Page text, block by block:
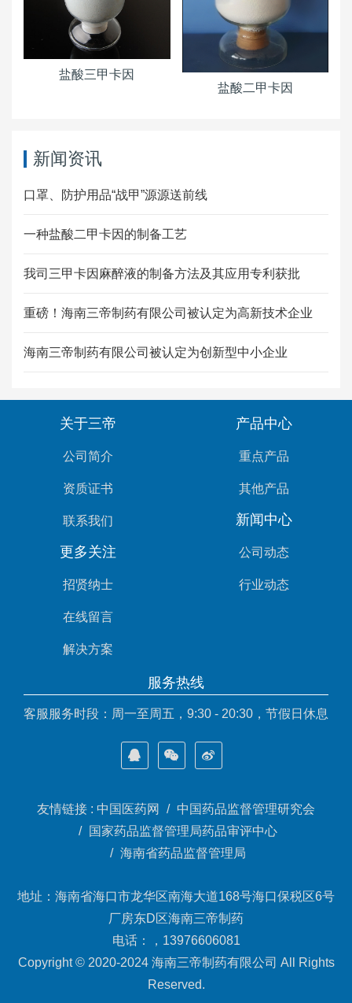
盐酸三甲卡因
盐酸二甲卡因
新闻资讯
口罩、防护用品“战甲”源源送前线
一种盐酸二甲卡因的制备工艺
我司三甲卡因麻醉液的制备方法及其应用专利获批
重磅！海南三帝制药有限公司被认定为高新技术企业
海南三帝制药有限公司被认定为创新型中小企业
关于三帝
公司简介
资质证书
联系我们
产品中心
重点产品
其他产品
新闻中心
公司动态
行业动态
更多关注
招贤纳士
在线留言
解决方案
服务热线
客服服务时段：周一至周五，9:30 - 20:30，节假日休息
友情链接 : 中国医药网
中国药品监督管理研究会
国家药品监督管理局药品审评中心
海南省药品监督管理局
地址：海南省海口市龙华区南海大道168号海口保税区6号
厂房东D区海南三帝制药
电话：，13976606081
Copyright © 2020-2024 海南三帝制药有限公司 All Rights
Reserved.